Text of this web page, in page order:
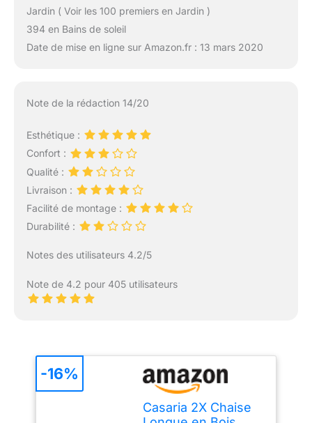
Jardin ( Voir les 100 premiers en Jardin )
394 en Bains de soleil
Date de mise en ligne sur Amazon.fr : 13 mars 2020
Note de la rédaction 14/20
Esthétique :
Confort :
Qualité :
Livraison :
Facilité de montage :
Durabilité :
Notes des utilisateurs 4.2/5
Note de 4.2 pour 405 utilisateurs
Casaria 2X Chaise
-16%